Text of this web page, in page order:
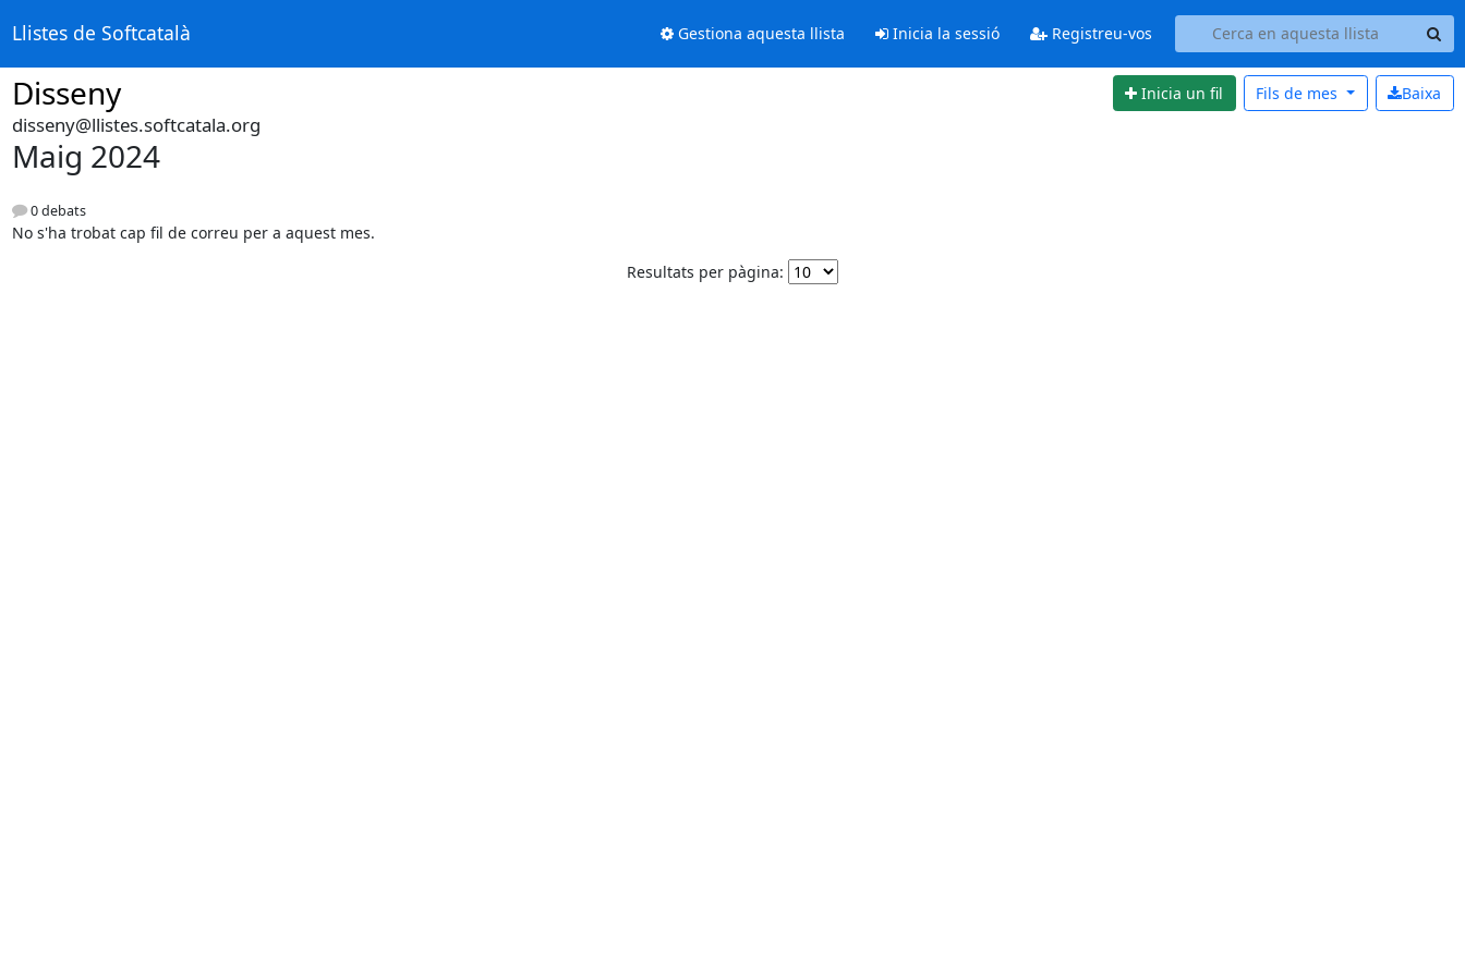
Llistes de Softcatalà Gestiona aquesta llista Inicia la sessió Registreu-vos
Disseny Inicia un fil Baixa
Fils de mes
disseny@llistes.softcatala.org
Maig 2024
0 debats
No s'ha trobat cap fil de correu per a aquest mes.
Resultats per pàgina: